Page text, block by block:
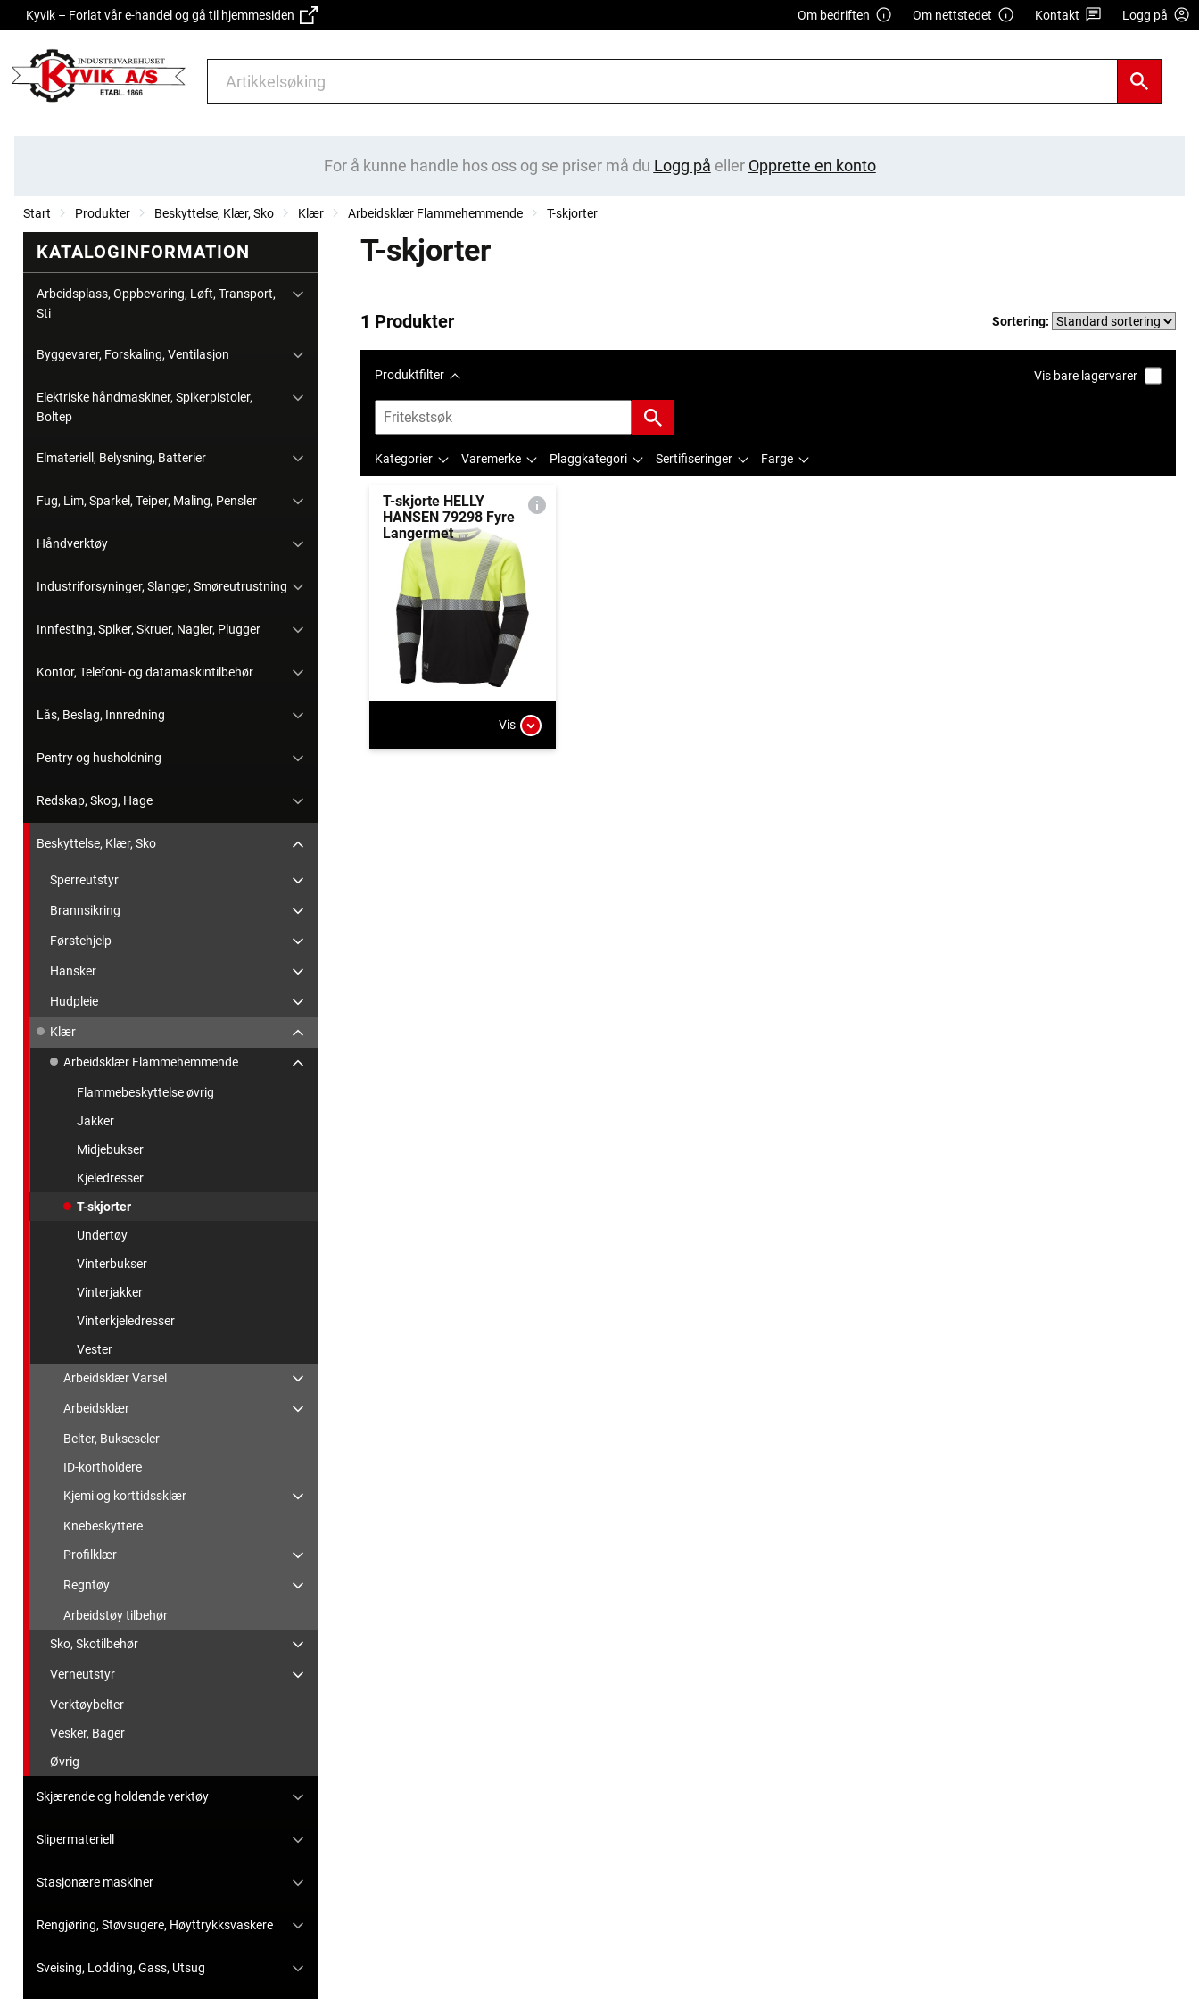
Kyvik – Forlat vår e-handel og gå til hjemmesiden Om bedriften Om nettstedet Kontakt Logg på
For å kunne handle hos oss og se priser må du Logg på eller Opprette en konto
Start Produkter Beskyttelse, Klær, Sko Klær Arbeidsklær Flammehemmende T-skjorter
KATALOGINFORMATION
Arbeidsplass, Oppbevaring, Løft, Transport,
Sti
Byggevarer, Forskaling, Ventilasjon
Elektriske håndmaskiner, Spikerpistoler,
Boltep
Elmateriell, Belysning, Batterier
Fug, Lim, Sparkel, Teiper, Maling, Pensler
Håndverktøy
Industriforsyninger, Slanger, Smøreutrustning
Innfesting, Spiker, Skruer, Nagler, Plugger
Kontor, Telefoni- og datamaskintilbehør
Lås, Beslag, Innredning
Pentry og husholdning
Redskap, Skog, Hage
Beskyttelse, Klær, Sko
Sperreutstyr
Brannsikring
Førstehjelp
Hansker
Hudpleie
Klær
Arbeidsklær Flammehemmende
Flammebeskyttelse øvrig
Jakker
Midjebukser
Kjeledresser
T-skjorter
Undertøy
Vinterbukser
Vinterjakker
Vinterkjeledresser
Vester
Arbeidsklær Varsel
Arbeidsklær
Belter, Bukseseler
ID-kortholdere
Kjemi og korttidssklær
Knebeskyttere
Profilklær
Regntøy
Arbeidstøy tilbehør
Sko, Skotilbehør
Verneutstyr
Verktøybelter
Vesker, Bager
Øvrig
Skjærende og holdende verktøy
Slipermateriell
Stasjonære maskiner
Rengjøring, Støvsugere, Høyttrykksvaskere
Sveising, Lodding, Gass, Utsug
T-skjorter
1 Produkter Sortering:
Produktfilter Vis bare lagervarer
Kategorier Varemerke Plaggkategori Sertifiseringer Farge
T-skjorte HELLY
HANSEN 79298 Fyre
Langermet
Vis